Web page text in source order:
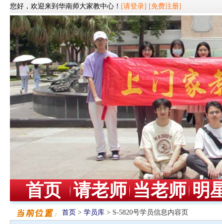
您好，欢迎来到华南师大家教中心！ [请登录] [免费注册]
首页 请老师 当老师 明
首页 > 学员库 > S-5820号学员信息内容页